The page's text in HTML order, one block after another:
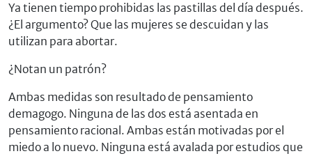
Ya tienen tiempo prohibidas las pastillas del día después.
¿El argumento? Que las mujeres se descuidan y las
utilizan para abortar.
¿Notan un patrón?
Ambas medidas son resultado de pensamiento
demagogo. Ninguna de las dos está asentada en
pensamiento racional. Ambas están motivadas por el
miedo a lo nuevo. Ninguna está avalada por estudios que